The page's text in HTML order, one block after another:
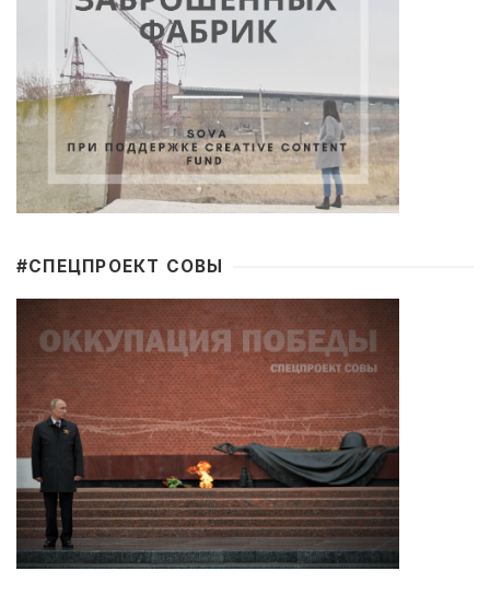
#CПЕЦПРОЕКТ СОВЫ